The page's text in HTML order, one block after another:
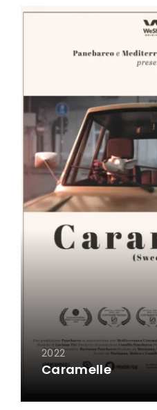
2022
Caramelle